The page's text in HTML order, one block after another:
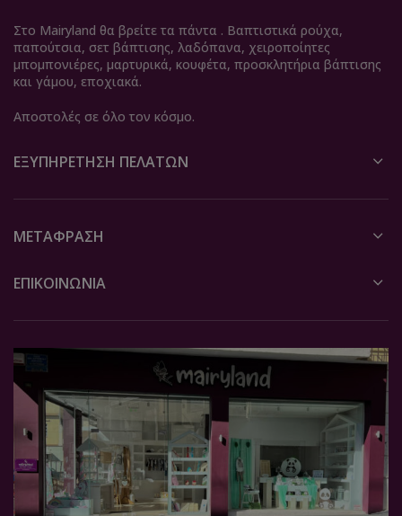
Στο Mairyland θα βρείτε τα πάντα . Βαπτιστικά ρούχα,
παπούτσια, σετ βάπτισης, λαδόπανα, χειροποίητες
μπομπονιέρες, μαρτυρικά, κουφέτα, προσκλητήρια βάπτισης
και γάμου, εποχιακά.
Αποστολές σε όλο τον κόσμο.
ΕΞΥΠΗΡΈΤΗΣΗ ΠΕΛΑΤΏΝ
ΜΕΤΆΦΡΑΣΗ
ΕΠΙΚΟΙΝΩΝΙΑ